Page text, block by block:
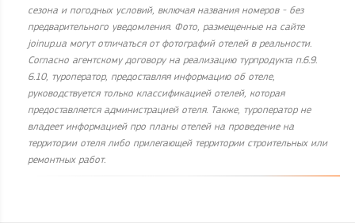
сезона и погодных условий, включая названия номеров - без
предварительного уведомления. Фото, размещенные на сайте
joinup.ua могут отличаться от фотографий отелей в реальности.
Согласно агентскому договору на реализацию турпродукта п.6.9.
6.10, туроператор, предоставляя информацию об отеле,
руководствуется только классификацией отелей, которая
предоставляется администрацией отеля. Также, туроператор не
владеет информацией про планы отелей на проведение на
территории отеля либо прилегающей территории строительных или
ремонтных работ.